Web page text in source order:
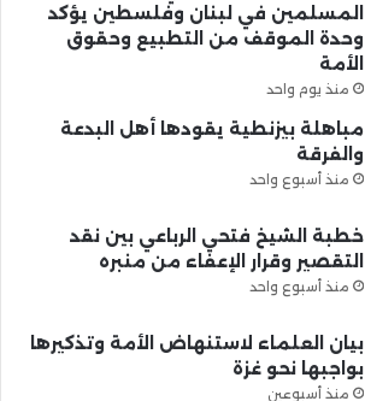
المسلمين في لبنان وفلسطين يؤكد
وحدة الموقف من التطبيع وحقوق
الأمة
منذ يوم واحد
مباهلة بيزنطية يقودها أهل البدعة
والفرقة
منذ أسبوع واحد
خطبة الشيخ فتحي الرباعي بين نقد
التقصير وقرار الإعفاء من منبره
منذ أسبوع واحد
بيان العلماء لاستنهاض الأمة وتذكيرها
بواجبها نحو غزة
منذ أسبوعين